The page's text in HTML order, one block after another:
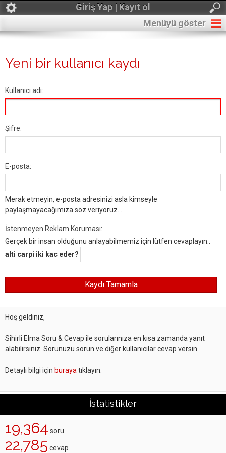
Giriş Yap | Kayıt ol
Menüyü göster
Yeni bir kullanıcı kaydı
Kullanıcı adı:
Şifre:
E-posta:
Merak etmeyin, e-posta adresinizi asla kimseyle
paylaşmayacağımıza söz veriyoruz...
İstenmeyen Reklam Koruması:
Gerçek bir insan olduğunu anlayabilmemiz için lütfen cevaplayın:.
alti carpi iki kac eder?
Hoş geldiniz,
Sihirli Elma Soru & Cevap ile sorularınıza en kısa zamanda yanıt
alabilirsiniz. Sorunuzu sorun ve diğer kullanıcılar cevap versin.
Detaylı bilgi için buraya tıklayın.
İstatistikler
19,364 soru
22,785 cevap